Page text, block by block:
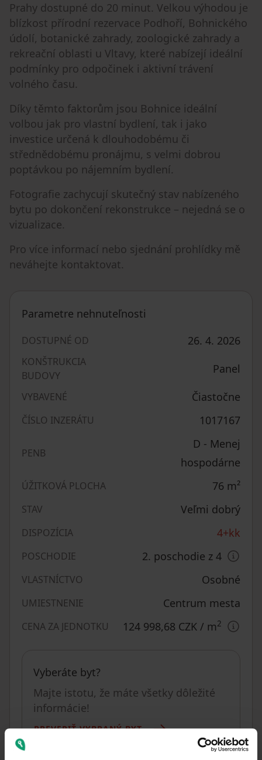
Prahy dostupné do 20 minut. Velkou výhodou je
blízkost přírodní rezervace Podhoří, Bohnického
údolí, botanické zahrady, zoologické zahrady a
rekreační oblasti u Vltavy, které nabízejí ideální
podmínky pro odpočinek i aktivní trávení
volného času.
Díky těmto faktorům jsou Bohnice ideální
volbou jak pro vlastní bydlení, tak i jako
investice určená k dlouhodobému či
střednědobému pronájmu, s velmi dobrou
poptávkou po nájemním bydlení.
Fotografie zachycují skutečný stav nabízeného
bytu po dokončení rekonstrukce – nejedná se o
vizualizace.
Pro více informací nebo sjednání prohlídky mě
neváhejte kontaktovat.
Parametre nehnuteľnosti
DOSTUPNÉ OD 26. 4. 2026
KONŠTRUKCIA
BUDOVY
Panel
VYBAVENÉ Čiastočne
ČÍSLO INZERÁTU 1017167
PENB
D - Menej
hospodárne
ÚŽITKOVÁ PLOCHA 76 m²
STAV Veľmi dobrý
DISPOZÍCIA 4+kk
POSCHODIE 2. poschodie z 4
VLASTNÍCTVO Osobné
UMIESTNENIE Centrum mesta
CENA ZA JEDNOTKU 124 998,68 CZK / m2
Vyberáte byt?
Majte istotu, že máte všetky dôležité
informácie!
PREVERIŤ VYBRANÝ BYT